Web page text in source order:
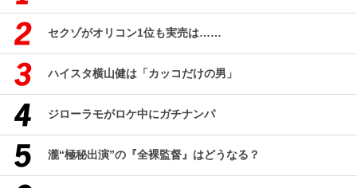
セクゾがオリコン1位も実売は……
ハイスタ横山健は「カッコだけの男」
ジローラモがロケ中にガチナンパ
瀧“極秘出演”の『全裸監督』はどうなる？